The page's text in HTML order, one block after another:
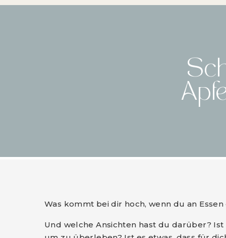
Was kommt bei dir hoch, wenn du an
Und welche Ansichten hast du darüber?